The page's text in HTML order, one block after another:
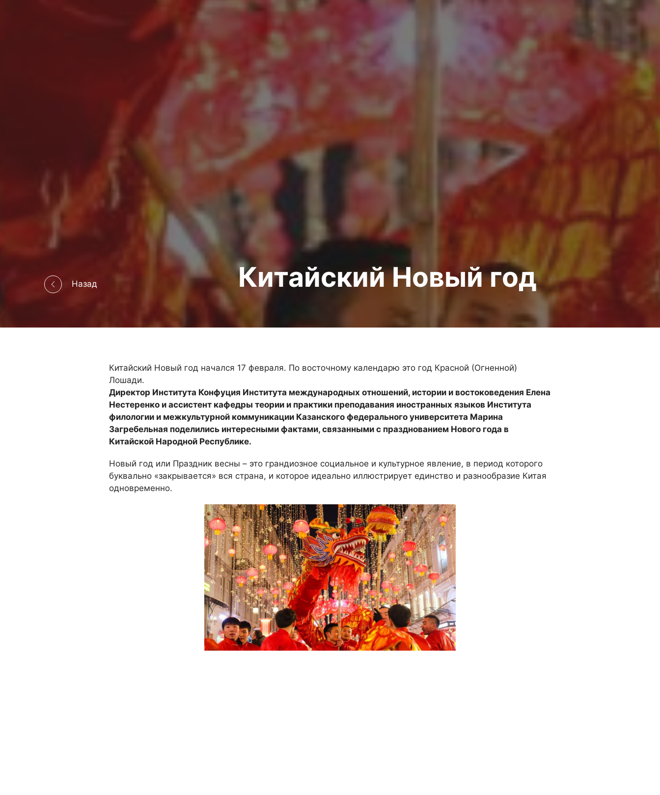
Назад Китайский Новый год
Китайский Новый год начался 17 февраля. По восточному календарю это год Красной (Огненной)
Лошади.
Директор Института Конфуция Института международных отношений, истории и востоковедения Елена
Нестеренко и ассистент кафедры теории и практики преподавания иностранных языков Института
филологии и межкультурной коммуникации Казанского федерального университета Марина
Загребельная поделились интересными фактами, связанными с празднованием Нового года в
Китайской Народной Республике.
Новый год или Праздник весны – это грандиозное социальное и культурное явление, в период которого
буквально «закрывается» вся страна, и которое идеально иллюстрирует единство и разнообразие Китая
одновременно.